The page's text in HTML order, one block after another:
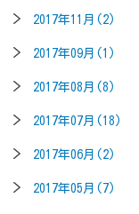
2017年11月(2)
2017年09月(1)
2017年08月(8)
2017年07月(18)
2017年06月(2)
2017年05月(7)